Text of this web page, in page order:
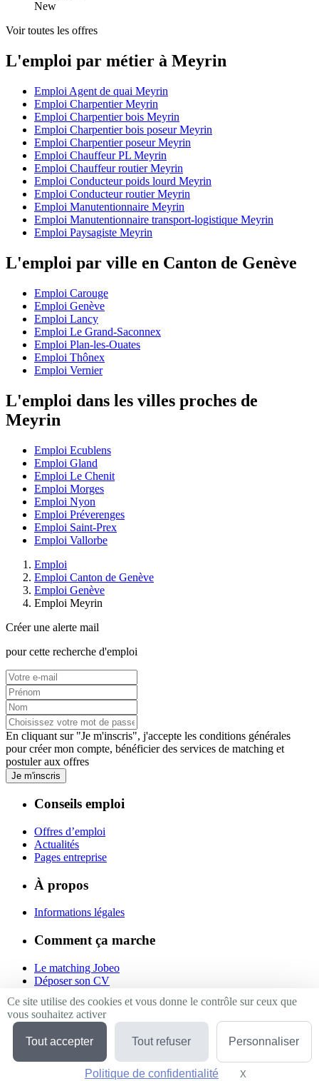
New
Voir toutes les offres
L'emploi par métier à Meyrin
Emploi Agent de quai Meyrin
Emploi Charpentier Meyrin
Emploi Charpentier bois Meyrin
Emploi Charpentier bois poseur Meyrin
Emploi Charpentier poseur Meyrin
Emploi Chauffeur PL Meyrin
Emploi Chauffeur routier Meyrin
Emploi Conducteur poids lourd Meyrin
Emploi Conducteur routier Meyrin
Emploi Manutentionnaire Meyrin
Emploi Manutentionnaire transport-logistique Meyrin
Emploi Paysagiste Meyrin
L'emploi par ville en Canton de Genève
Emploi Carouge
Emploi Genève
Emploi Lancy
Emploi Le Grand-Saconnex
Emploi Plan-les-Ouates
Emploi Thônex
Emploi Vernier
L'emploi dans les villes proches de
Meyrin
Emploi Ecublens
Emploi Gland
Emploi Le Chenit
Emploi Morges
Emploi Nyon
Emploi Préverenges
Emploi Saint-Prex
Emploi Vallorbe
Emploi
Emploi Canton de Genève
Emploi Genève
Emploi Meyrin
Créer une alerte mail
pour cette recherche d'emploi
En cliquant sur "Je m'inscris", j'accepte les conditions générales
pour créer mon compte, bénéficier des services de matching et
postuler aux offres
Je m'inscris
Conseils emploi
Offres d’emploi
Actualités
Pages entreprise
À propos
Informations légales
Comment ça marche
Le matching Jobeo
Déposer son CV
Suivez-nous
Linkedin
Facebook
Twitter
Ce site utilise des cookies et vous donne le contrôle sur ceux que
vous souhaitez activer
Tout accepter Tout refuser Personnaliser
Politique de confidentialité X